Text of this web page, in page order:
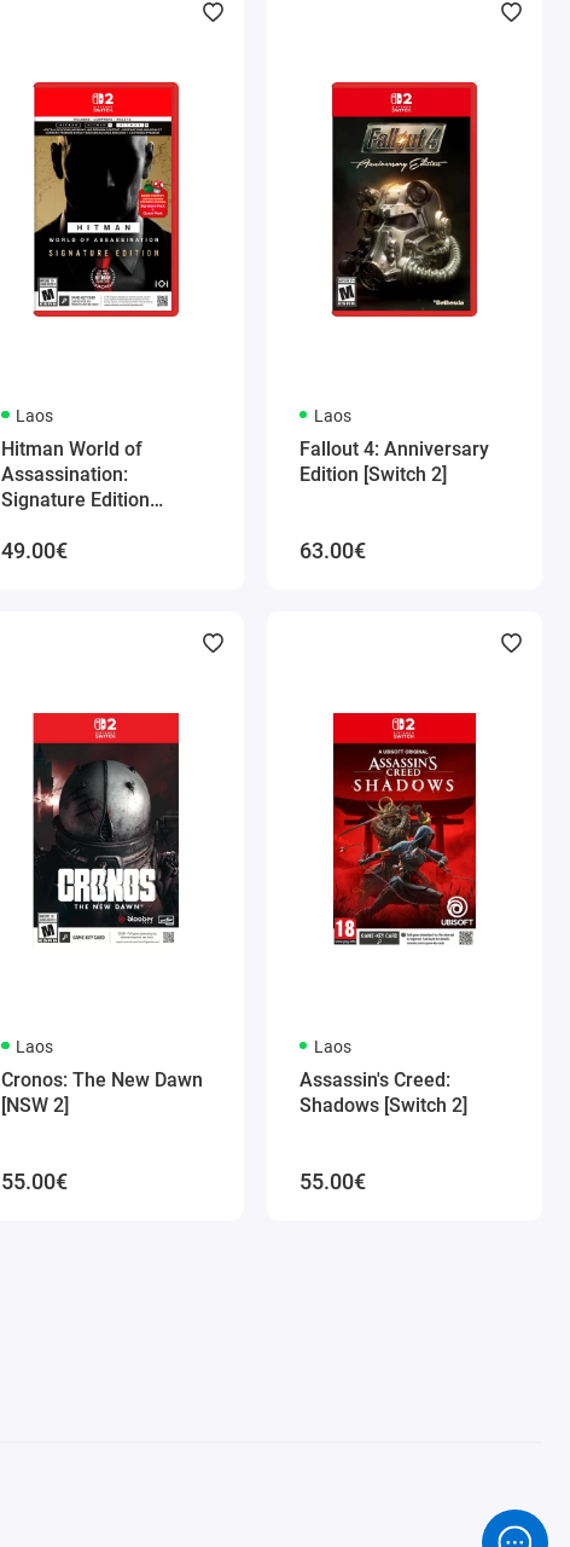
Laos
Hitman World of
Assassination:
Signature Edition
49.00€
Laos
Fallout 4: Anniversary
Edition [Switch 2]
63.00€
Laos
Cronos: The New Dawn
[NSW 2]
55.00€
Laos
Assassin's Creed:
Shadows [Switch 2]
55.00€